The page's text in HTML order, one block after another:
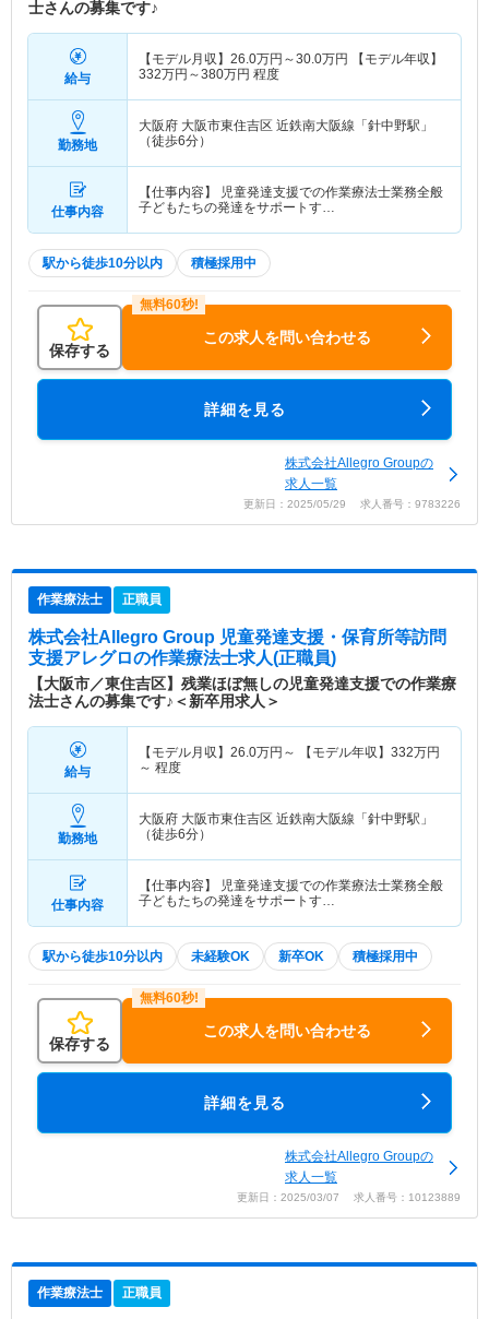
士さんの募集です♪
給与
【モデル月収】 26.0万円～30.0万円
【モデル年収】
332万円～380万円 程度
勤務地
大阪府 大阪市東住吉区 近鉄南大阪線「針中野駅」
（徒歩6分）
仕事内容
【仕事内容】 児童発達支援での作業療法士業務全般
子どもたちの発達をサポートす…
駅から徒歩10分以内 積極採用中
保存する
この求人を問い合わせる
詳細を見る
株式会社Allegro Groupの
求人一覧
更新日：2025/05/29 求人番号：9783226
作業療法士 正職員
株式会社Allegro Group 児童発達支援・保育所等訪問
支援アレグロの作業療法士求人(正職員)
【大阪市／東住吉区】残業ほぼ無しの児童発達支援での作業療
法士さんの募集です♪＜新卒用求人＞
給与
【モデル月収】 26.0万円～ 【モデル年収】 332万円
～ 程度
勤務地
大阪府 大阪市東住吉区 近鉄南大阪線「針中野駅」
（徒歩6分）
仕事内容
【仕事内容】 児童発達支援での作業療法士業務全般
子どもたちの発達をサポートす…
駅から徒歩10分以内 未経験OK 新卒OK 積極採用中
保存する
この求人を問い合わせる
詳細を見る
株式会社Allegro Groupの
求人一覧
更新日：2025/03/07 求人番号：10123889
作業療法士 正職員